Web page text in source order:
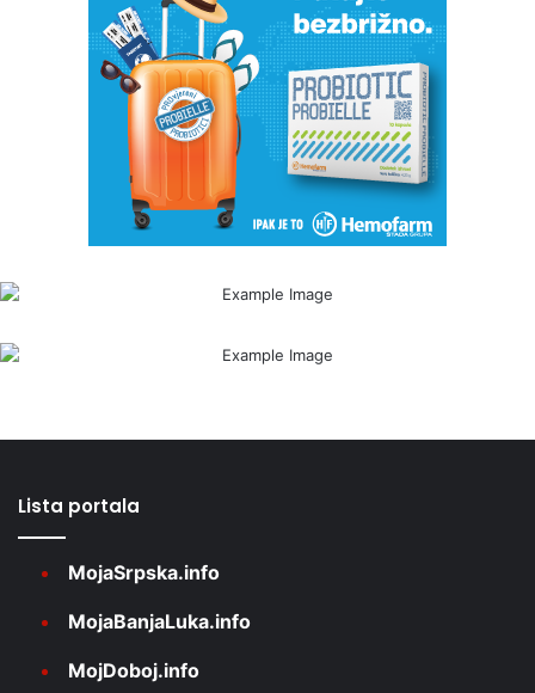
Lista portala
MojaSrpska.info
MojaBanjaLuka.info
MojDoboj.info